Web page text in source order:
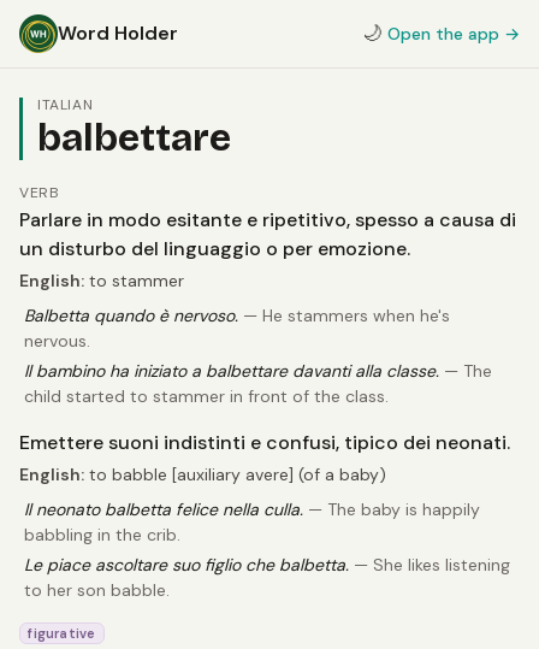
Word Holder 🌙 Open the app →
ITALIAN
balbettare
VERB
Parlare in modo esitante e ripetitivo, spesso a causa di
un disturbo del linguaggio o per emozione.
English: to stammer
Balbetta quando è nervoso. — He stammers when he's
nervous.
Il bambino ha iniziato a balbettare davanti alla classe. — The
child started to stammer in front of the class.
Emettere suoni indistinti e confusi, tipico dei neonati.
English: to babble [auxiliary avere] (of a baby)
Il neonato balbetta felice nella culla. — The baby is happily
babbling in the crib.
Le piace ascoltare suo figlio che balbetta. — She likes listening
to her son babble.
figurative